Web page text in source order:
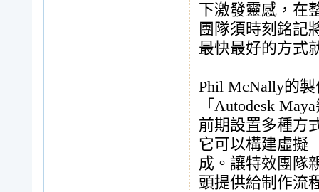
下激發靈感，在
團隊須時刻銘記
最快最好的方式
Phil McNally的
「Autodesk
前期設置多種方
它可以構建虛擬
成。讓特效團隊
頭提供給制作流